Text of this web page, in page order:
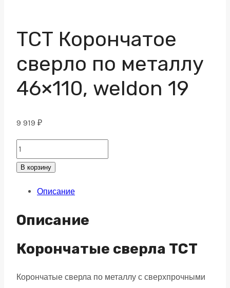
ТСТ Корончатое
сверло по металлу
46×110, weldon 19
9 919 ₽
ТСТ
Корончатое
weldon
quantity
В корзину
Описание
Описание
Корончатые сверла TCT
Корончатые сверла по металлу с сверхпрочными